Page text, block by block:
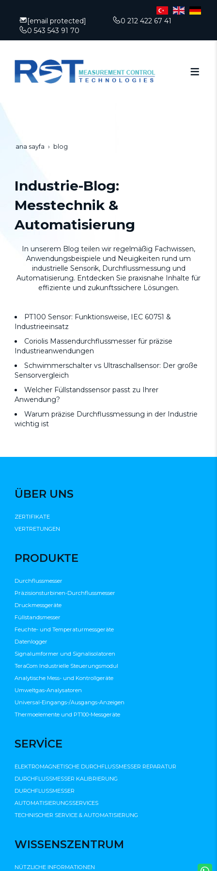
[email protected]
0 212 422 67 41
0 543 543 91 70
ana sayfa blog
Industrie-Blog:
Messtechnik &
Automatisierung
In unserem Blog teilen wir regelmäßig Fachwissen,
Anwendungsbeispiele und Neuigkeiten rund um
industrielle Sensorik, Durchflussmessung und
Automatisierung. Entdecken Sie praxisnahe Inhalte für
effiziente und zukunftssichere Lösungen.
PT100 Sensor: Funktionsweise, IEC 60751 &
Industrieeinsatz
Coriolis Massendurchflussmesser für präzise
Industrieanwendungen
Schwimmerschalter vs Ultraschallsensor: Der große
Sensorvergleich
Welcher Füllstandssensor passt zu Ihrer
Anwendung?
Warum präzise Durchflussmessung in der Industrie
wichtig ist
ÜBER UNS
ZERTIFIKATE
VERTRETUNGEN
PRODUKTE
Durchflussmesser
Präzisionsturbinen-Durchflussmesser
Druckmessgeräte
Füllstandsmesser
Feuchte- und Temperaturmessgeräte
Datenlogger
Signalumformer und Signalisolatoren
TeraCom Industrielle Steuerungsmodul
Analytische Mess- und Kontrollgeräte
Umweltgas-Analysatoren
Universal-Eingangs-/Ausgangs-Anzeigen
Thermoelemente und PT100-Messgeräte
SERVİCE
ELEKTROMAGNETISCHE DURCHFLUSSMESSER REPARATUR
DURCHFLUSSMESSER KALIBRIERUNG
DURCHFLUSSMESSER
AUTOMATISIERUNGSSERVICES
TECHNISCHER SERVICE & AUTOMATISIERUNG
WISSENSZENTRUM
NÜTZLICHE INFORMATIONEN